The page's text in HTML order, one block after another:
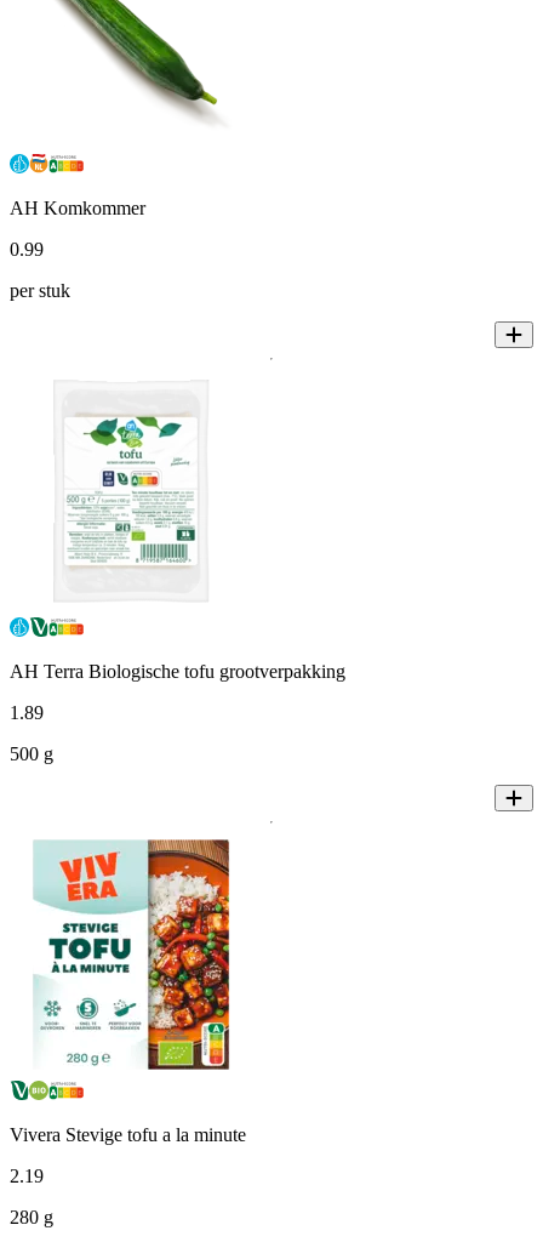
AH Komkommer
0.99
per stuk
AH Terra Biologische tofu grootverpakking
1 .89
500 g
Vivera Stevige tofu a la minute
2.19
280 g